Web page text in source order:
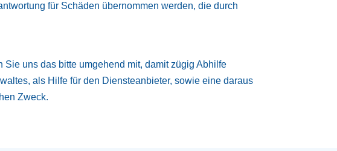
für Schäden übernommen werden, die durch
uns das bitte umgehend mit, damit zügig Abhilfe
als Hilfe für den Diensteanbieter, sowie eine daraus
Zweck.